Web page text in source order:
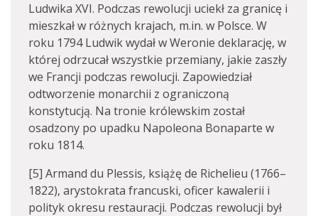
Ludwika XVI. Podczas rewolucji uciekł za granicę i
mieszkał w różnych krajach, m.in. w Polsce. W
roku 1794 Ludwik wydał w Weronie deklarację, w
której odrzucał wszystkie przemiany, jakie zaszły
we Francji podczas rewolucji. Zapowiedział
odtworzenie monarchii z ograniczoną
konstytucją. Na tronie królewskim został
osadzony po upadku Napoleona Bonaparte w
roku 1814.
[5] Armand du Plessis, książę de Richelieu (1766–
1822), arystokrata francuski, oficer kawalerii i
polityk okresu restauracji. Podczas rewolucji był